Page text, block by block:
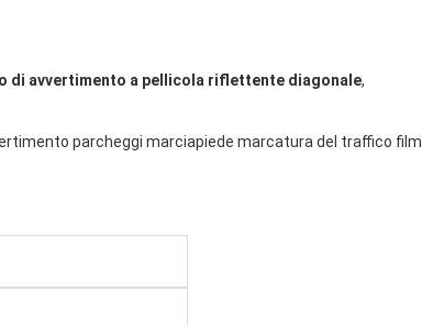
di avvertimento a pellicola riflettente diagonale,
parcheggi marciapiede marcatura del traffico film